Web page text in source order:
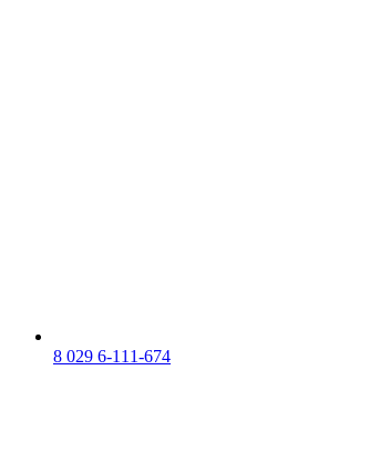
8 029 6-111-674